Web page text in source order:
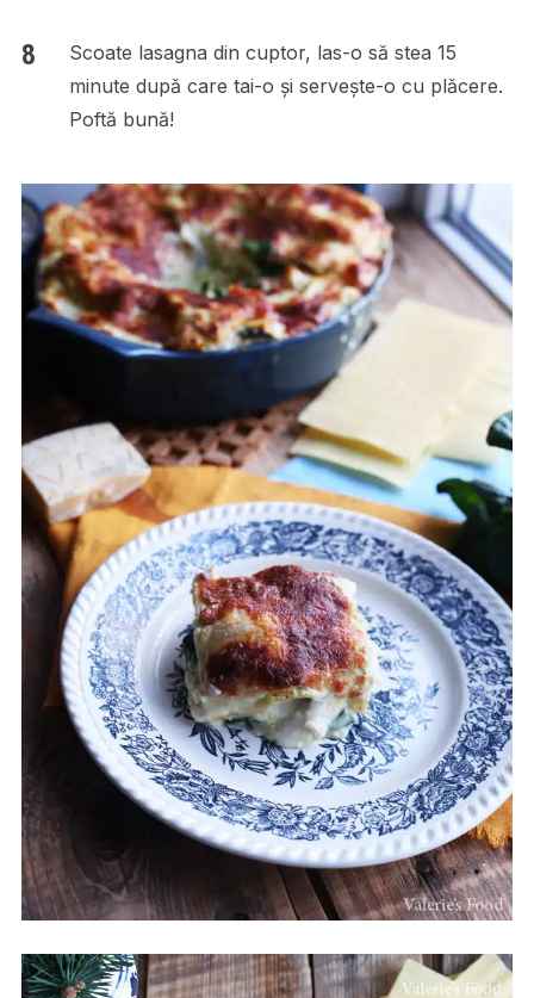
Scoate lasagna din cuptor, las-o să stea 15
minute după care tai-o și servește-o cu plăcere.
Poftă bună!